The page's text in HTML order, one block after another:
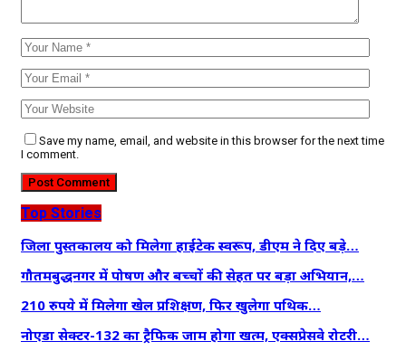
Save my name, email, and website in this browser for the next time
I comment.
Top Stories
जिला पुस्तकालय को मिलेगा हाईटेक स्वरूप, डीएम ने दिए बड़े…
गौतमबुद्धनगर में पोषण और बच्चों की सेहत पर बड़ा अभियान,…
210 रुपये में मिलेगा खेल प्रशिक्षण, फिर खुलेगा पथिक…
नोएडा सेक्टर-132 का ट्रैफिक जाम होगा खत्म, एक्सप्रेसवे रोटरी…